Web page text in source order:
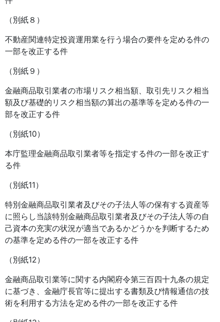
（別紙８）
不動産関連特定投資運用業を行う場合の要件を定める件の
一部を改正する件
（別紙９）
金融商品取引業者の市場リスク相当額、取引先リスク相当
額及び基礎的リスク相当額の算出の基準等を定める件の一
部を改正する件
（別紙10）
本庁監理金融商品取引業者等を指定する件の一部を改正す
る件
（別紙11）
特別金融商品取引業者及びその子法人等の保有する資産等
に照らし当該特別金融商品取引業者及びその子法人等の自
己資本の充実の状況が適当であるかどうかを判断するため
の基準を定める件の一部を改正する件
（別紙12）
金融商品取引業等に関する内閣府令第三百四十九条の規定
に基づき、金融庁長官等に提出する書類及び情報通信の技
術を利用する方法を定める件の一部を改正する件